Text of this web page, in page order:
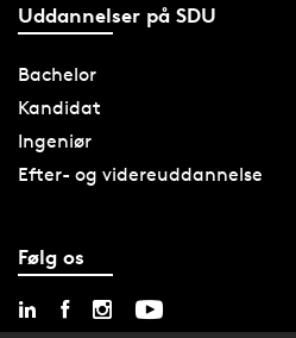
Uddannelser på SDU
Bachelor
Kandidat
Ingeniør
Efter- og videreuddannelse
Følg os